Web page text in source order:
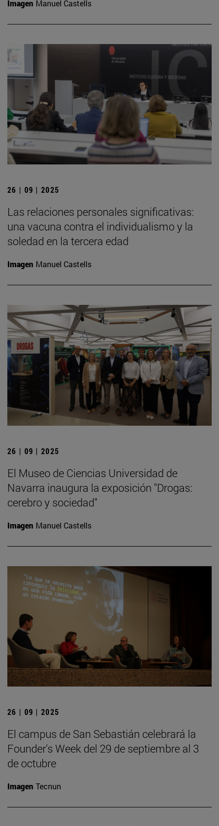
Imagen Manuel Castells
26 | 09 | 2025
Las relaciones personales significativas:
una vacuna contra el individualismo y la
soledad en la tercera edad
Imagen Manuel Castells
26 | 09 | 2025
El Museo de Ciencias Universidad de
Navarra inaugura la exposición "Drogas:
cerebro y sociedad"
Imagen Manuel Castells
26 | 09 | 2025
El campus de San Sebastián celebrará la
Founder's Week del 29 de septiembre al 3
de octubre
Imagen Tecnun